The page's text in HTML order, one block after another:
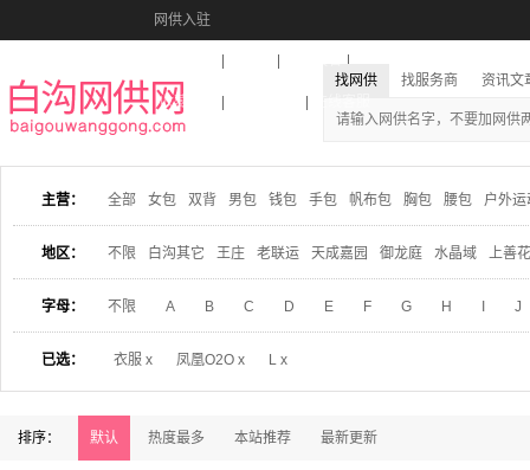
网供入驻
收藏本站
找网供 找服务商 资讯文
主营： 全部 女包 双背 男包 钱包 手包 帆布包 胸包 腰包 户外运
地区： 不限 白沟其它 王庄 老联运 天成嘉园 御龙庭 水晶域 上善
字母： 不限 A B C D E F G H J
已选： 衣服 x 凤凰O2O x L x
排序： 默认 热度最多 本站推荐 最新更新